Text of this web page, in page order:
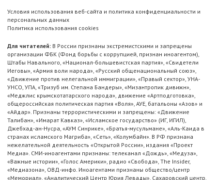
Условия использования веб-сайта и политика конфиденциальности и
персональных данных
Политика использования cookies
Для читателей: В России признаны экстремистскими и запрещены
организации ФБК (Фонд борьбы с коррупцией, признан иноагентом),
Штабы Навального, «Национал-большевистская партия», «Свидетели
Иеговы», «Армия воли народа», «Русский общенациональный союз»,
«Движение против нелегальной иммиграции», «Правый сектор», УНА-
УНСО, УПА, «Тризуб им. Степана Бандеры», «Мизантропик дивижн»,
«Меджлис крымскотатарского народа», движение «Артподготовка»,
общероссийская политическая партия «Воля», АУЕ, батальоны «Азов» и
«Айдар». Признаны террористическими и запрещены: «Движение
Талибан», «Имарат Кавказ», «Исламское государство» (ИГ, ИГИЛ),
Джебхад-ан-Нусра, «АУМ Синрике», «Братья-мусульмане», «Аль-Каида в
странах исламского Магриба», «Сеть», «Колумбайн». В РФ признана
нежелательной деятельность «Открытой России», издания «Проект
Медиа». СМИ-иноагентами признаны: телеканал «Дождь», «Медуза»,
«Важные истории», «Голос Америки», радио «Свобода», The Insider,
«Медиазона», ОВД-инфо. Иноагентами признаны общество/центр
«Мемориал», «Аналитический Центр Юрия Левады», Сахаровский центр.